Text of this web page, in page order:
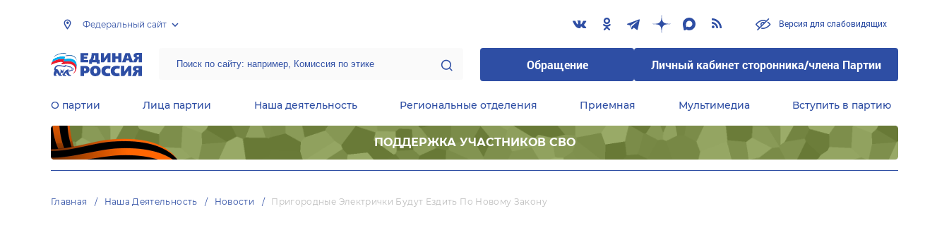
Федеральный сайт Версия для слабовидящих
Обращение Личный кабинет сторонника/члена Партии
О партии Лица партии Наша деятельность Региональные отделения Приемная Мультимедиа Вступить в партию
ПОДДЕРЖКА УЧАСТНИКОВ СВО
Главная Наша Деятельность Новости Пригородные Электрички Будут Ездить По Новому Закону